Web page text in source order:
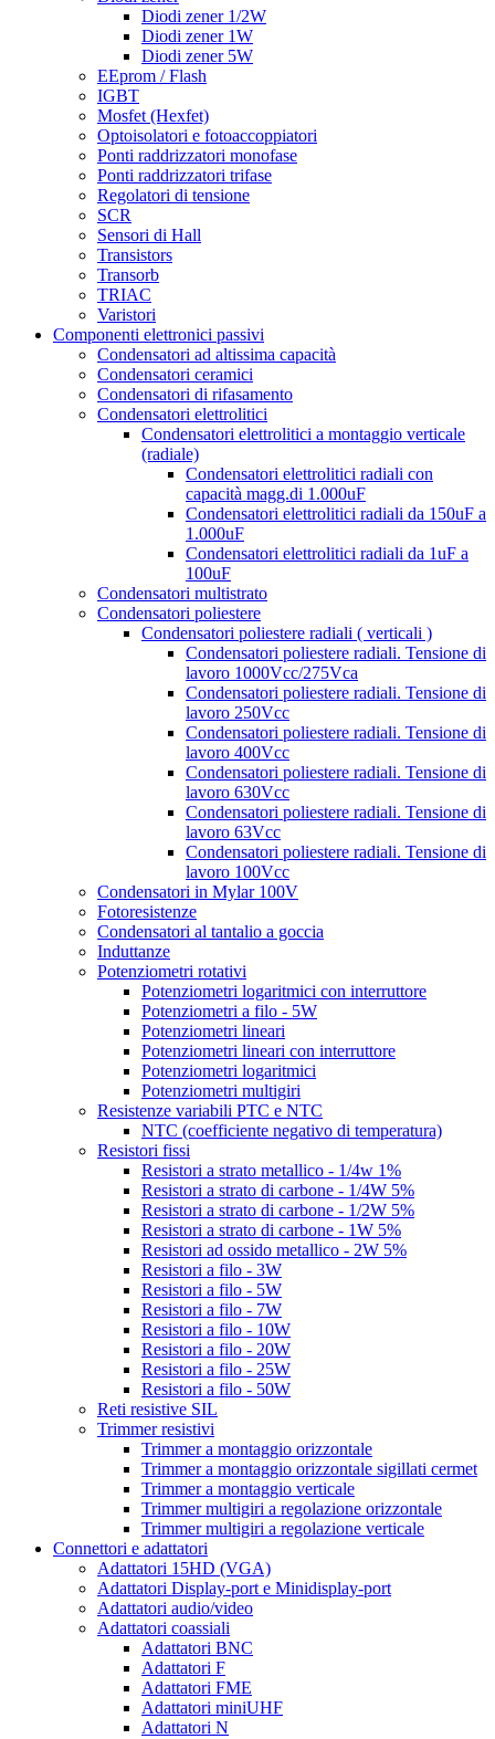
Diodi zener 1/2W
Diodi zener 1W
Diodi zener 5W
EEprom / Flash
IGBT
Mosfet (Hexfet)
Optoisolatori e fotoaccoppiatori
Ponti raddrizzatori monofase
Ponti raddrizzatori trifase
Regolatori di tensione
SCR
Sensori di Hall
Transistors
Transorb
TRIAC
Varistori
Componenti elettronici passivi
Condensatori ad altissima capacità
Condensatori ceramici
Condensatori di rifasamento
Condensatori elettrolitici
Condensatori elettrolitici a montaggio verticale
(radiale)
Condensatori elettrolitici radiali con
capacità magg.di 1.000uF
Condensatori elettrolitici radiali da 150uF a
1.000uF
Condensatori elettrolitici radiali da 1uF a
100uF
Condensatori multistrato
Condensatori poliestere
Condensatori poliestere radiali ( verticali )
Condensatori poliestere radiali. Tensione di
lavoro 1000Vcc/275Vca
Condensatori poliestere radiali. Tensione di
lavoro 250Vcc
Condensatori poliestere radiali. Tensione di
lavoro 400Vcc
Condensatori poliestere radiali. Tensione di
lavoro 630Vcc
Condensatori poliestere radiali. Tensione di
lavoro 63Vcc
Condensatori poliestere radiali. Tensione di
lavoro 100Vcc
Condensatori in Mylar 100V
Fotoresistenze
Condensatori al tantalio a goccia
Induttanze
Potenziometri rotativi
Potenziometri logaritmici con interruttore
Potenziometri a filo - 5W
Potenziometri lineari
Potenziometri lineari con interruttore
Potenziometri logaritmici
Potenziometri multigiri
Resistenze variabili PTC e NTC
NTC (coefficiente negativo di temperatura)
Resistori fissi
Resistori a strato metallico - 1/4w 1%
Resistori a strato di carbone - 1/4W 5%
Resistori a strato di carbone - 1/2W 5%
Resistori a strato di carbone - 1W 5%
Resistori ad ossido metallico - 2W 5%
Resistori a filo - 3W
Resistori a filo - 5W
Resistori a filo - 7W
Resistori a filo - 10W
Resistori a filo - 20W
Resistori a filo - 25W
Resistori a filo - 50W
Reti resistive SIL
Trimmer resistivi
Trimmer a montaggio orizzontale
Trimmer a montaggio orizzontale sigillati cermet
Trimmer a montaggio verticale
Trimmer multigiri a regolazione orizzontale
Trimmer multigiri a regolazione verticale
Connettori e adattatori
Adattatori 15HD (VGA)
Adattatori Display-port e Minidisplay-port
Adattatori audio/video
Adattatori coassiali
Adattatori BNC
Adattatori F
Adattatori FME
Adattatori miniUHF
Adattatori N